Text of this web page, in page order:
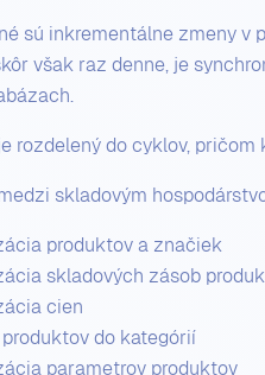
sú inkrementálne zmeny v
však raz denne, je
rozdelený do cyklov,
skladovým
produktov a značiek
skladových zásob
cien
do kategórií
parametrov produktov